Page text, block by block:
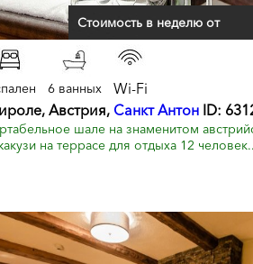
Стоимость в неделю от
6 ванных
Wi-Fi
Австрия, Санкт Антон ID:
шале на знаменитом
на террасе для отдыха 12